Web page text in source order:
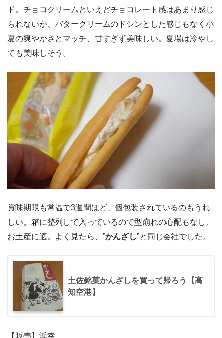
ド。チョコクリームといえどチョコレート感はあまり感じ
られないが、バタークリームのドシンとした感じもなく小
夏の爽やかさとマッチ、甘すぎず美味しい。夏場は冷やし
ても美味しそう。
賞味期限も常温で3週間ほど、個包装されているのもうれ
しい。箱に整列して入っているので型崩れの心配もなし、
お土産に適。よく見たら、”かんざし”と同じ会社でした。
土佐銘菓かんざしを買って帰ろう【高
知空港】
【販売】浜幸